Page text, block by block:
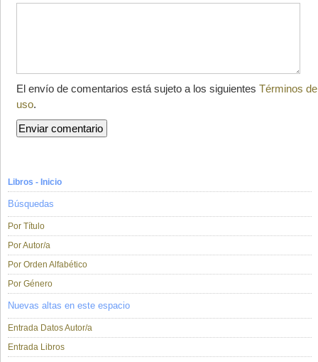
El envío de comentarios está sujeto a los siguientes Términos de
uso.
Libros - Inicio
Búsquedas
Por Título
Por Autor/a
Por Orden Alfabético
Por Género
Nuevas altas en este espacio
Entrada Datos Autor/a
Entrada Libros